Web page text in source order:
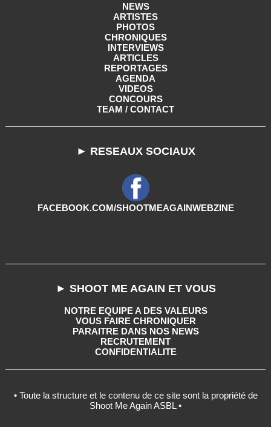
NEWS
ARTISTES
PHOTOS
CHRONIQUES
INTERVIEWS
ARTICLES
REPORTAGES
AGENDA
VIDEOS
CONCOURS
TEAM / CONTACT
► RESEAUX SOCIAUX
FACEBOOK.COM/SHOOTMEAGAINWEBZINE
► SHOOT ME AGAIN ET VOUS
NOTRE EQUIPE A DES VALEURS
VOUS FAIRE CHRONIQUER
PARAITRE DANS NOS NEWS
RECRUTEMENT
CONFIDENTIALITE
• Toute la structure et le contenu de ce site sont la propriété de
Shoot Me Again ASBL •